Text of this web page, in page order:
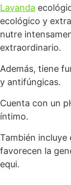
Lavanda
ecológico y
nutre
extraordinario.
Además, tiene
y antifúngicas.
Cuenta con un
íntimo.
También
favorecen la
equi.